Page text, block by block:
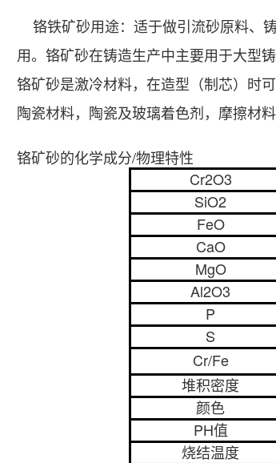
铬铁矿砂用途：适于做引流砂原料、
用。铬矿砂在铸造生产中主要用于大型
铬矿砂是激冷材料，在造型（制芯）时
陶瓷材料，陶瓷及玻璃着色剂，摩擦材
铬矿砂的化学成分/物理特性
Cr2O3
SiO2
FeO
CaO
MgO
Al2O3
P
S
Cr/Fe
堆积密度
颜色
PH值
烧结温度